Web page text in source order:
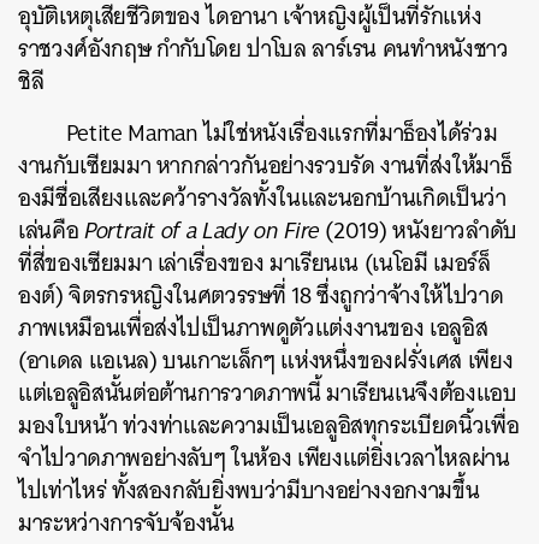
อุบัติเหตุเสียชีวิตของ ไดอานา เจ้าหญิงผู้เป็นที่รักแห่ง
ราชวงศ์อังกฤษ กำกับโดย ปาโบล ลาร์เรน คนทำหนังชาว
ชิลี
Petite Maman ไม่ใช่หนังเรื่องแรกที่มาธ็องได้ร่วม
งานกับเซียมมา หากกล่าวกันอย่างรวบรัด งานที่ส่งให้มาธ็
องมีชื่อเสียงและคว้ารางวัลทั้งในและนอกบ้านเกิดเป็นว่า
เล่นคือPortrait of a Lady on Fire(2019) หนังยาวลำดับ
ที่สี่ของเซียมมา เล่าเรื่องของ มาเรียนเน (เนโอมี เมอร์ล็
องต์) จิตรกรหญิงในศตวรรษที่ 18 ซึ่งถูกว่าจ้างให้ไปวาด
ภาพเหมือนเพื่อส่งไปเป็นภาพดูตัวแต่งงานของ เอลูอิส
(อาเดล แอเนล) บนเกาะเล็กๆ แห่งหนึ่งของฝรั่งเศส เพียง
แต่เอลูอิสนั้นต่อต้านการวาดภาพนี้ มาเรียนเนจึงต้องแอบ
มองใบหน้า ท่วงท่าและความเป็นเอลูอิสทุกระเบียดนิ้วเพื่อ
จำไปวาดภาพอย่างลับๆ ในห้อง เพียงแต่ยิ่งเวลาไหลผ่าน
ไปเท่าไหร่ ทั้งสองกลับยิ่งพบว่ามีบางอย่างงอกงามขึ้น
มาระหว่างการจับจ้องนั้น